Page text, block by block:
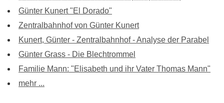
Günter Kunert "El Dorado"
Zentralbahnhof von Günter Kunert
Kunert, Günter - Zentralbahnhof - Analyse der Parabel
Günter Grass - Die Blechtrommel
Familie Mann: "Elisabeth und ihr Vater Thomas Mann"
mehr ...